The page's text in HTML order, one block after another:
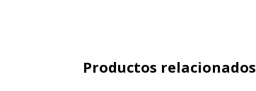
Productos relacionados